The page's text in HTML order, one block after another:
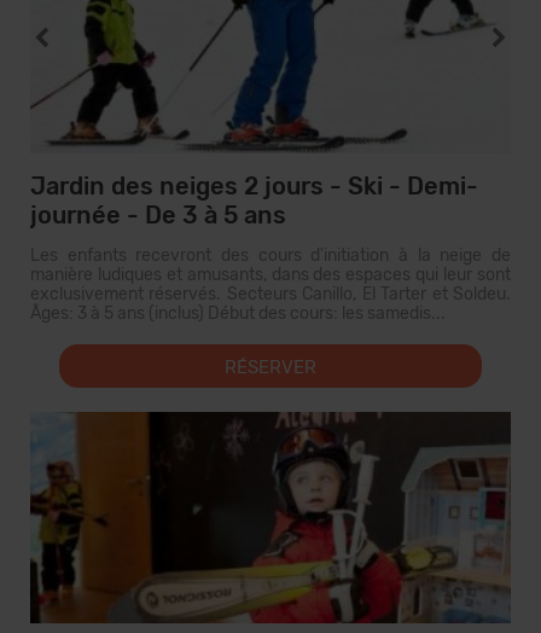
Jardin des neiges 2 jours - Ski - Demi-
journée - De 3 à 5 ans
Les enfants recevront des cours d'initiation à la neige de
manière ludiques et amusants, dans des espaces qui leur sont
exclusivement réservés. Secteurs Canillo, El Tarter et Soldeu.
Âges: 3 à 5 ans (inclus) Début des cours: les samedis...
RÉSERVER